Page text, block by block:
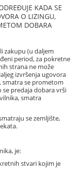
KADA SE
O LIZINGU,
DOBARA
zakupu (u daljem
period, za pokretne
strana ne može
izvršenja ugovora
smatra se prometom
se predaja dobara vrši
smatra
se zemljište,
je:
stvari kojim je